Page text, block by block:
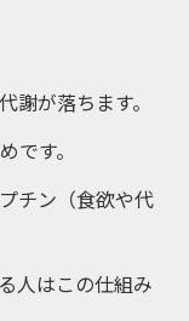
謝が落ちます。
です。
チン（食欲や代
人はこの仕組み